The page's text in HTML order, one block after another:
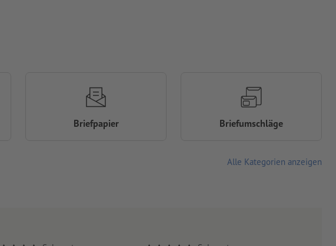
Briefpapier Briefumschläge
Alle Kategorien anzeigen